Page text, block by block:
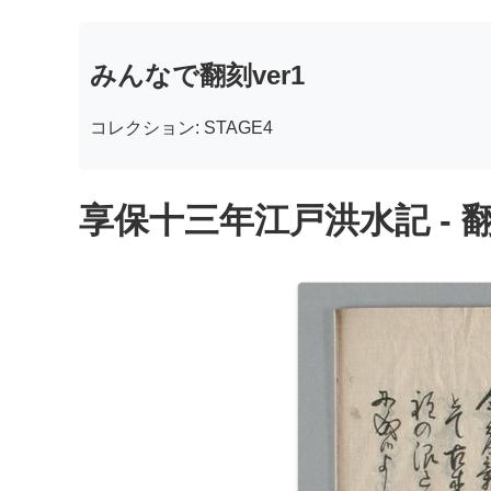
みんなで翻刻ver1
コレクション: STAGE4
享保十三年江戸洪水記 -